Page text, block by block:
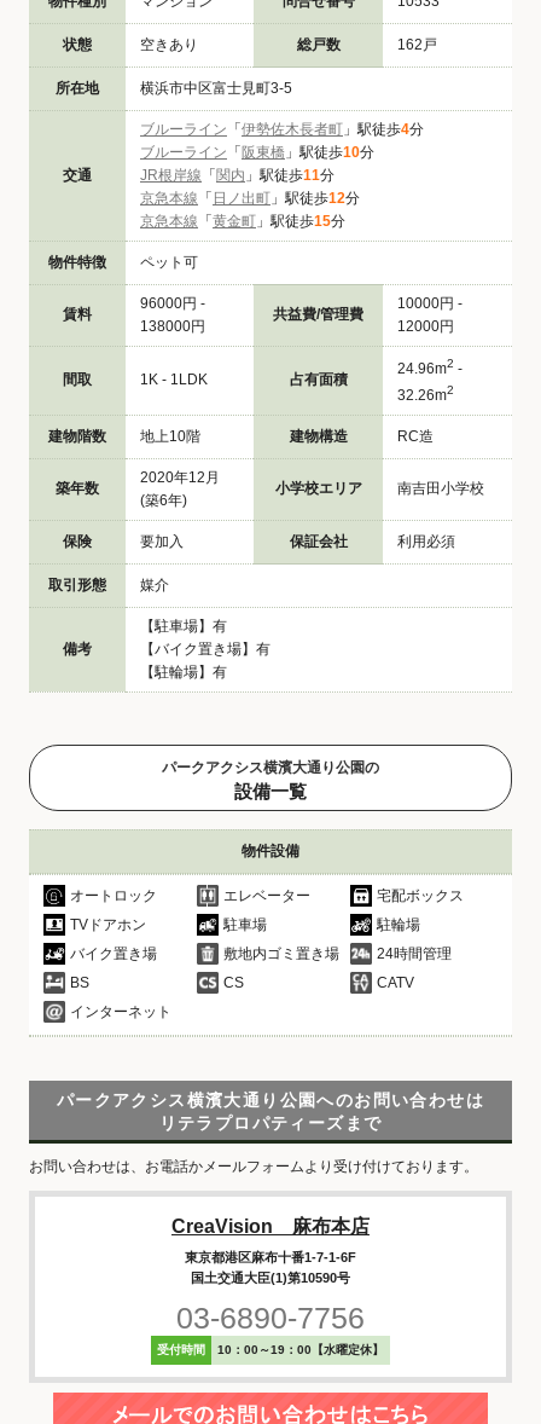
状態 空きあり 総戸数 162戸
所在地 横浜市中区富士見町3-5
交通
ブルーライン 「 伊勢佐木長者町 」駅徒歩4分
ブルーライン 「 阪東橋 」駅徒歩10分
JR根岸線 「 関内 」駅徒歩11分
京急本線 「 日ノ出町 」駅徒歩12分
京急本線 「 黄金町 」駅徒歩15分
物件特徴 ペット可
賃料
96000円 -
138000円
共益費/管理費
10000円 -
12000円
間取 1K - 1LDK 占有面積
24.96m2 -
32.26m2
建物階数 地上10階 建物構造 RC造
築年数
2020年12月
(築6年)
小学校エリア 南吉田小学校
保険 要加入 保証会社 利用必須
取引形態 媒介
備考
【駐車場】有
【バイク置き場】有
【駐輪場】有
パークアクシス横濱大通り公園の
設備一覧
物件設備
オートロック エレベーター
宅配ボックス
TVドアホン
駐車場
駐輪場
バイク置き場
敷地内ゴミ置き場
24時間管理
BS
CS
CATV
インターネット
パークアクシス横濱大通り公園へのお問い合わせは
リテラプロパティーズまで
お問い合わせは、お電話かメールフォームより受け付けております。
CreaVision 麻布本店
東京都港区麻布十番1-7-1-6F
国土交通大臣(1)第10590号
03-6890-7756
受付時間 10：00～19：00【水曜定休】